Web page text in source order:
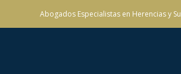
Abogados Especialistas en Herencias y